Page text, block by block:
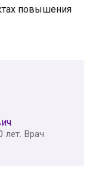
повышения
лет. Врач